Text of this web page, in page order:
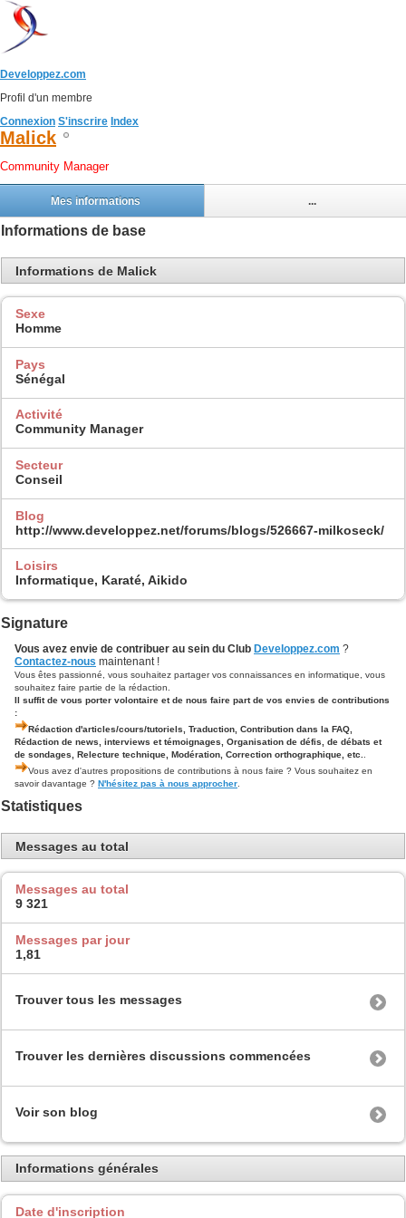
Developpez.com
Profil d'un membre
Connexion S'inscrire Index
Malick
Community Manager
Mes informations ...
Informations de base
Informations de Malick
Sexe
Homme
Pays
Sénégal
Activité
Community Manager
Secteur
Conseil
Blog
http://www.developpez.net/forums/blogs/526667-milkoseck/
Loisirs
Informatique, Karaté, Aikido
Signature
Vous avez envie de contribuer au sein du Club Developpez.com ?
Contactez-nous maintenant !
Vous êtes passionné, vous souhaitez partager vos connaissances en informatique, vous
souhaitez faire partie de la rédaction.
Il suffit de vous porter volontaire et de nous faire part de vos envies de contributions
:
Rédaction d'articles/cours/tutoriels, Traduction, Contribution dans la FAQ,
Rédaction de news, interviews et témoignages, Organisation de défis, de débats et
de sondages, Relecture technique, Modération, Correction orthographique, etc.
Vous avez d'autres propositions de contributions à nous faire ? Vous souhaitez en
savoir davantage ? N'hésitez pas à nous approcher
Statistiques
Messages au total
Messages au total
9 321
Messages par jour
1,81
Trouver tous les messages
Trouver les dernières discussions commencées
Voir son blog
Informations générales
Date d'inscription